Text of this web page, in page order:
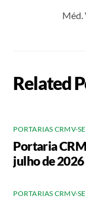
Méd.
Related
PORTARIAS CRMV-SE
Portaria
julho de 2026
PORTARIAS CRMV-SE